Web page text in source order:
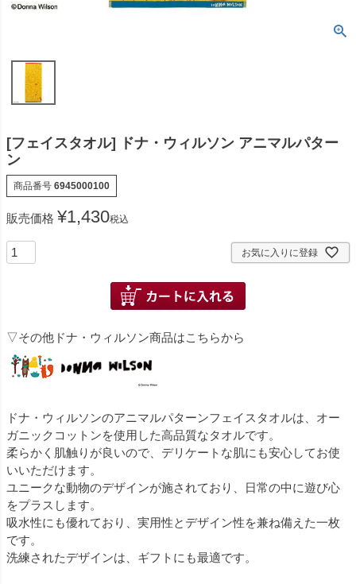
[フェイスタオル] ドナ・ウィルソン アニマルパター
ン
商品番号 6945000100
販売価格 ¥1,430税込
お気に入りに登録
▽その他ドナ・ウィルソン商品はこちらから
ドナ・ウィルソンのアニマルパターンフェイスタオルは、オー
ガニックコットンを使用した高品質なタオルです。
柔らかく肌触りが良いので、デリケートな肌にも安心してお使
いいただけます。
ユニークな動物のデザインが施されており、日常の中に遊び心
をプラスします。
吸水性にも優れており、実用性とデザイン性を兼ね備えた一枚
です。
洗練されたデザインは、ギフトにも最適です。